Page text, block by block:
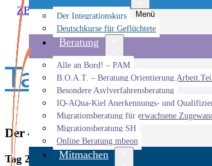
Menü
Der Integrationskurs
Deutschkurse für Geflüchtete
Beratung
Menü
Alle an Bord! – PAM
B.O.A.T. –
Besondere Asylverfahrensberatung
IQ-AQua-Kiel Anerkennungs- und
Migrationsberatung für erwachsene
Migrationsberatung SH
Online Beratung mbeon
Mitmachen
ZBBS»Adventskalender»Tag 22
Tag 22
Der 40 Jahre ZBBS – Adventskalender
Tag 22